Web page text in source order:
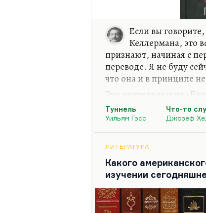
Если вы
Келлермана, это
признают, начиная с
переводе. Я не буду
что она и в принципе
Это литтелловские
были хорошо написаны.
не попытка выдумать
попытка каким-то
Вот он занимается
вины в немецком
Туннель
Уильям Гэсс
Что-то
Джозеф
ЛИТЕРАТУРА
Какого
изучении